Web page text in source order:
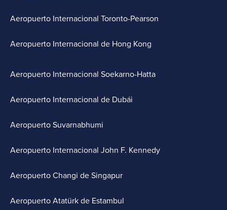
Aeropuerto Internacional Toronto-Pearson
Aeropuerto Internacional de Hong Kong
Aeropuerto Internacional Soekarno-Hatta
Aeropuerto Internacional de Dubái
Aeropuerto Suvarnabhumi
Aeropuerto Internacional John F. Kennedy
Aeropuerto Changi de Singapur
Aeropuerto Atatürk de Estambul